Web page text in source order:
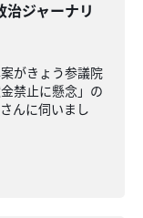
治ジャーナリ
がきょう参議院
禁止に懸念」の
んに伺いまし